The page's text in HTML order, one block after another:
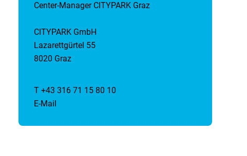
Center-Manager CITYPARK Graz
CITYPARK GmbH
Lazarettgürtel 55
8020 Graz
T +43 316 71 15 80 10
E-Mail